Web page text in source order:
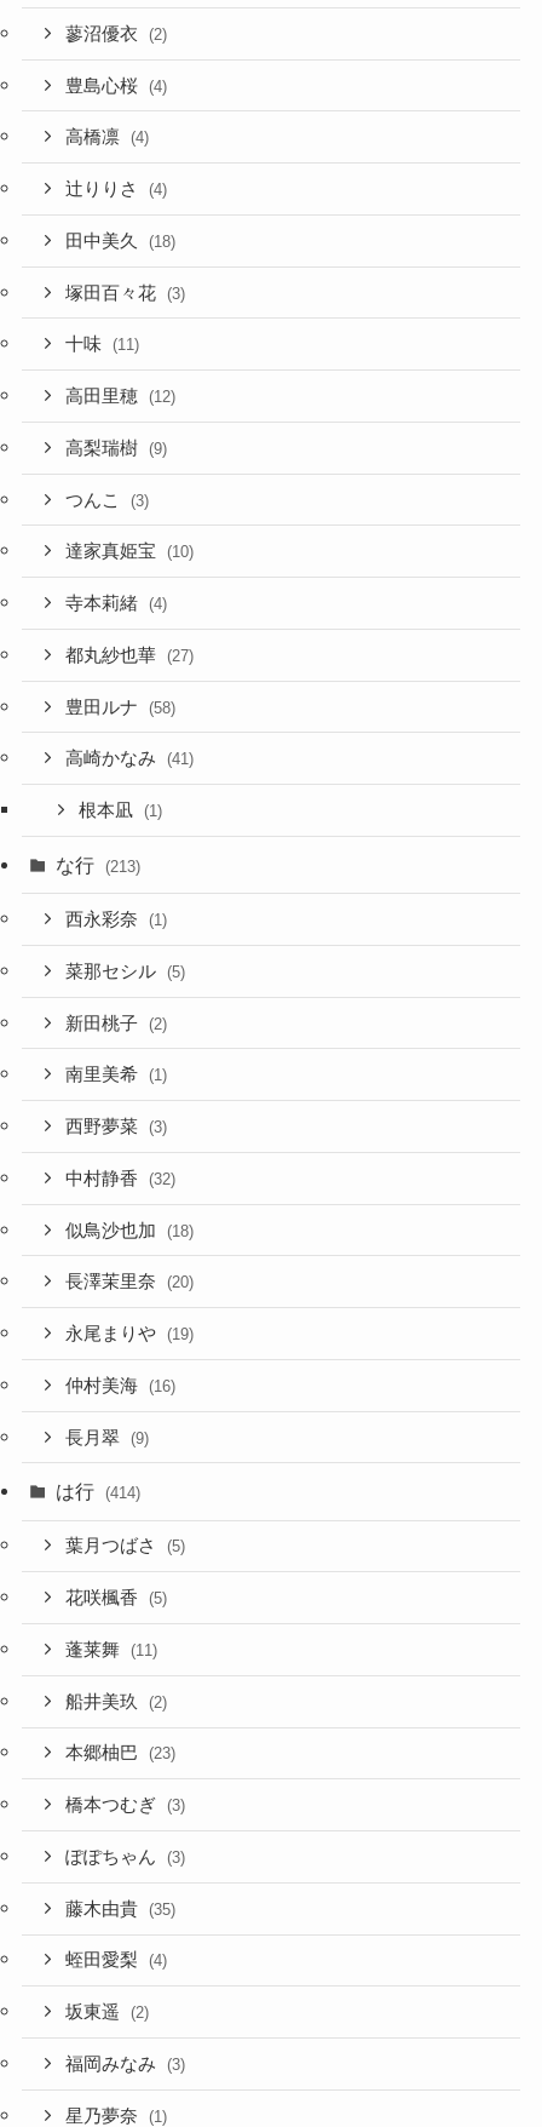
蓼沼優衣 (2)
豊島心桜 (4)
高橋凛 (4)
辻りりさ (4)
田中美久 (18)
塚田百々花 (3)
十味 (11)
高田里穂 (12)
高梨瑞樹 (9)
つんこ (3)
達家真姫宝 (10)
寺本莉緒 (4)
都丸紗也華 (27)
豊田ルナ (58)
高崎かなみ (41)
根本凪 (1)
な行 (213)
西永彩奈 (1)
菜那セシル (5)
新田桃子 (2)
南里美希 (1)
西野夢菜 (3)
中村静香 (32)
似鳥沙也加 (18)
長澤茉里奈 (20)
永尾まりや (19)
仲村美海 (16)
長月翠 (9)
は行 (414)
葉月つばさ (5)
花咲楓香 (5)
蓬莱舞 (11)
船井美玖 (2)
本郷柚巴 (23)
橋本つむぎ (3)
ぽぽちゃん (3)
藤木由貴 (35)
蛭田愛梨 (4)
坂東遥 (2)
福岡みなみ (3)
星乃夢奈 (1)